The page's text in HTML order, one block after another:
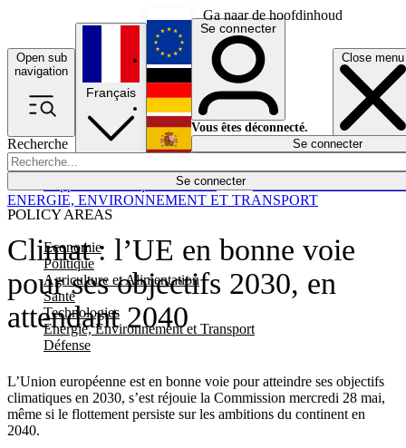
Ga naar de hoofdinhoud
Open sub
navigation
Close menu
Recherche
Se connecter
POLICY AREAS
Economie
Politique
Agriculture et Alimentation
Santé
Technologies
Energie, Environnement et Transport
Défense
Économie
Français
English
Deutsch
Español
Se connecter
Vous êtes déconnecté.
Se connecter
Climat : l’UE en bonne voie
pour ses objectifs 2030, en
attendant 2040
L’Union européenne est en bonne voie pour atteindre ses objectifs
climatiques en 2030, s’est réjouie la Commission mercredi 28 mai,
même si le flottement persiste sur les ambitions du continent en
2040.
ENERGIE, ENVIRONNEMENT ET TRANSPORT